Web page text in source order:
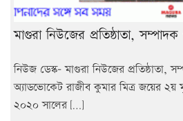
মাগুরা নিউজের প্রতিষ্ঠাতা,
নিউজ ডেস্ক- মাগুরা নিউজের প্রতিষ্ঠাতা,
অ্যাডভোকেট রাজীব কুমার মিত্র জয়ের ২য়
২০২০ সালের […]